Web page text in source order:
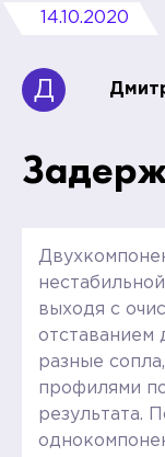
14.10.2020
Д
выходя с
отставанием
разные
профилями
результата.